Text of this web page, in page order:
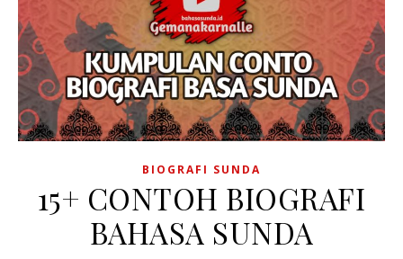
BIOGRAFI SUNDA
15+ CONTOH BIOGRAFI
BAHASA SUNDA